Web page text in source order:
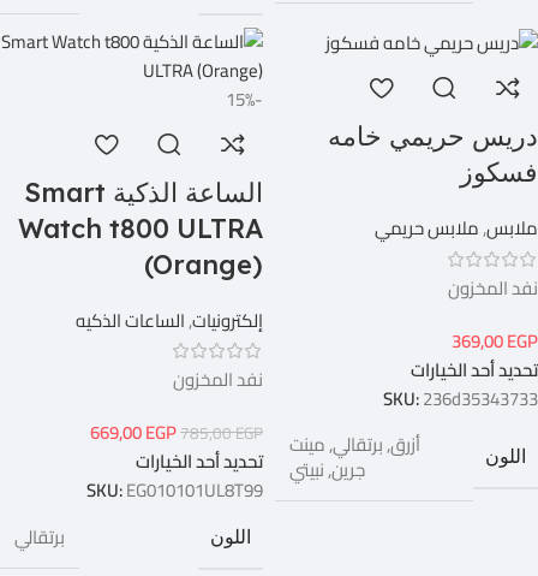
دريس حريمي خامه
فسكوز
ملابس,ملابس حريمي
نفد المخزون
369,00EGP
تحديد أحد الخيارات
SKU:236d35343733
اللون أزرق,برتقالي,مينت
جرين,نبيتي
-15%
الساعة الذكية Smart
Watch t800 ULTRA
(Orange)
إلكترونيات,الساعات الذكيه
نفد المخزون
785,00EGP
669,00EGP
تحديد أحد الخيارات
SKU:EG010101UL8T99
اللون برتقالي